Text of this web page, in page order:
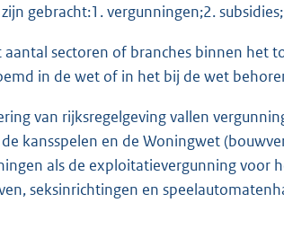
gebracht:1. vergunningen;2.
sectoren of branches binnen het
in de wet of in het bij de wet
van rijksregelgeving vallen
kansspelen en de Woningwet
als de exploitatievergunning voor
seksinrichtingen en